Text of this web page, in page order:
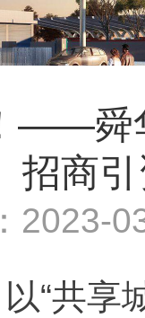
——舜
招商
2023-
共享